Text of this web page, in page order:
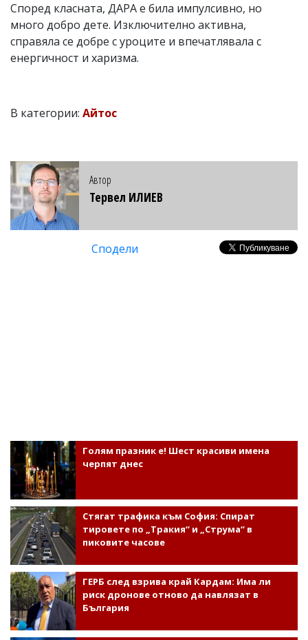
Според класната, ДАРА е била импулсивно, но
много добро дете. Изключително активна,
справяла се добре с уроците и впечатлявала с
енергичност и харизма.
В категории: Айтос
Автор
Тервел ИЛИЕВ
Сподели
Голям празник е! Шест красиви имена
черпят днес
Стягат трафика към София: Спират
тировете по „Тракия“ и „Струма“ в
пиковите часове
ГЕРБ след взрива край Кардам: Има ли
риск дронове отново да навлязат в
България